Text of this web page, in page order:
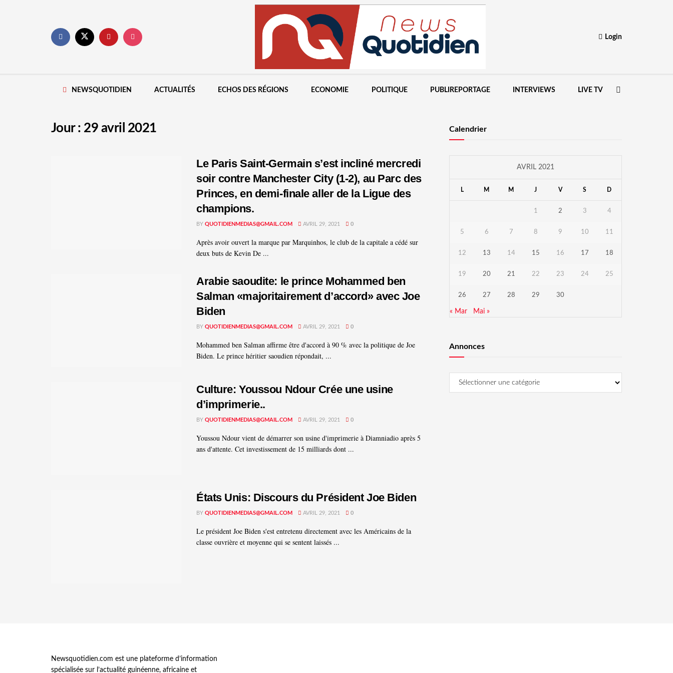
Login
NEWSQUOTIDIEN ACTUALITÉS ECHOS DES RÉGIONS ECONOMIE POLITIQUE PUBLIREPORTAGE INTERVIEWS LIVE TV
Jour : 29 avril 2021
Le Paris Saint-Germain s’est incliné mercredi
soir contre Manchester City (1-2), au Parc des
Princes, en demi-finale aller de la Ligue des
champions.
BY QUOTIDIENMEDIAS@GMAIL.COM AVRIL 29, 2021 0
Après avoir ouvert la marque par Marquinhos, le club de la capitale a cédé sur
deux buts de Kevin De ...
Arabie saoudite: le prince Mohammed ben
Salman «majoritairement d’accord» avec Joe
Biden
BY QUOTIDIENMEDIAS@GMAIL.COM AVRIL 29, 2021 0
Mohammed ben Salman affirme être d'accord à 90 % avec la politique de Joe
Biden. Le prince héritier saoudien répondait, ...
Culture: Youssou Ndour Crée une usine
d’imprimerie..
BY QUOTIDIENMEDIAS@GMAIL.COM AVRIL 29, 2021 0
Youssou Ndour vient de démarrer son usine d'imprimerie à Diamniadio après 5
ans d'attente. Cet investissement de 15 milliards dont ...
États Unis: Discours du Président Joe Biden
BY QUOTIDIENMEDIAS@GMAIL.COM AVRIL 29, 2021 0
Le président Joe Biden s'est entretenu directement avec les Américains de la
classe ouvrière et moyenne qui se sentent laissés ...
Calendrier
AVRIL 2021
L M M J V S D
1 2 3 4
5 6 7 8 9 10 11
12 13 14 15 16 17 18
19 20 21 22 23 24 25
26 27 28 29 30
« Mar Mai »
Annonces
Newsquotidien.com est une plateforme d’information
spécialisée sur l’actualité guinéenne, africaine et